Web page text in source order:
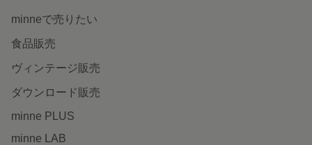
minneで売りたい
食品販売
ヴィンテージ販売
ダウンロード販売
minne PLUS
minne LAB